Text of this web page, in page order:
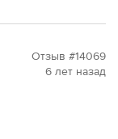
Отзыв #14069
6 лет назад